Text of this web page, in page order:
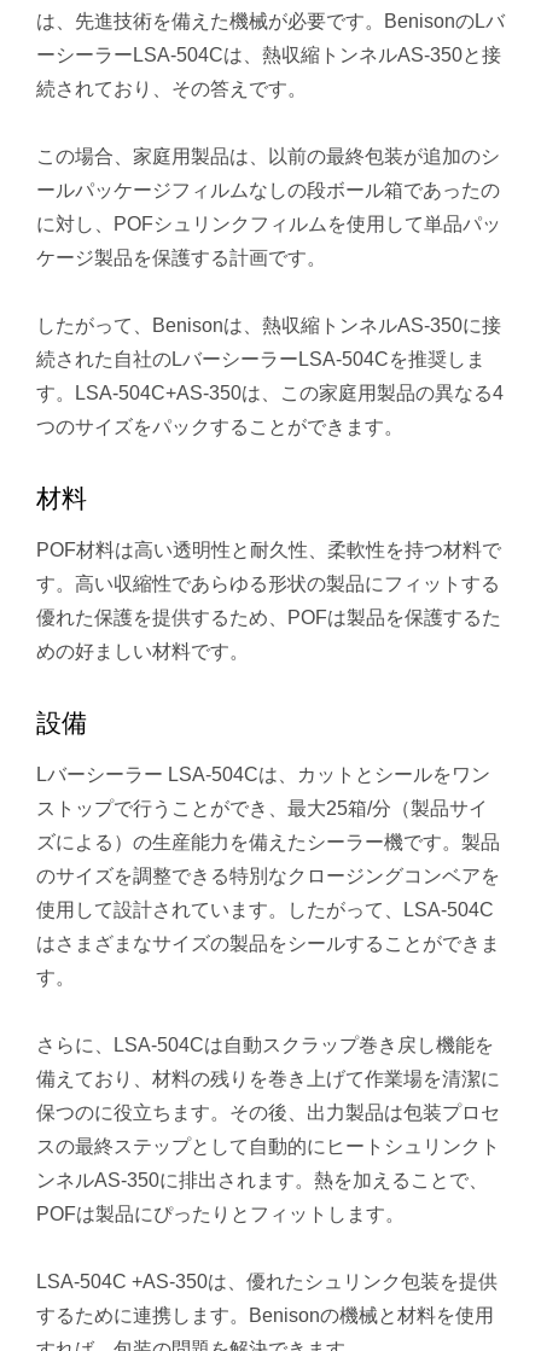
は、先進技術を備えた機械が必要です。BenisonのLバ
ーシーラーLSA-504Cは、熱収縮トンネルAS-350と接
続されており、その答えです。
この場合、家庭用製品は、以前の最終包装が追加のシ
ールパッケージフィルムなしの段ボール箱であったの
に対し、POFシュリンクフィルムを使用して単品パッ
ケージ製品を保護する計画です。
したがって、Benisonは、熱収縮トンネルAS-350に接
続された自社のLバーシーラーLSA-504Cを推奨しま
す。LSA-504C+AS-350は、この家庭用製品の異なる4
つのサイズをパックすることができます。
材料
POF材料は高い透明性と耐久性、柔軟性を持つ材料で
す。高い収縮性であらゆる形状の製品にフィットする
優れた保護を提供するため、POFは製品を保護するた
めの好ましい材料です。
設備
Lバーシーラー LSA-504Cは、カットとシールをワン
ストップで行うことができ、最大25箱/分（製品サイ
ズによる）の生産能力を備えたシーラー機です。製品
のサイズを調整できる特別なクロージングコンベアを
使用して設計されています。したがって、LSA-504C
はさまざまなサイズの製品をシールすることができま
す。
さらに、LSA-504Cは自動スクラップ巻き戻し機能を
備えており、材料の残りを巻き上げて作業場を清潔に
保つのに役立ちます。その後、出力製品は包装プロセ
スの最終ステップとして自動的にヒートシュリンクト
ンネルAS-350に排出されます。熱を加えることで、
POFは製品にぴったりとフィットします。
LSA-504C +AS-350は、優れたシュリンク包装を提供
するために連携します。Benisonの機械と材料を使用